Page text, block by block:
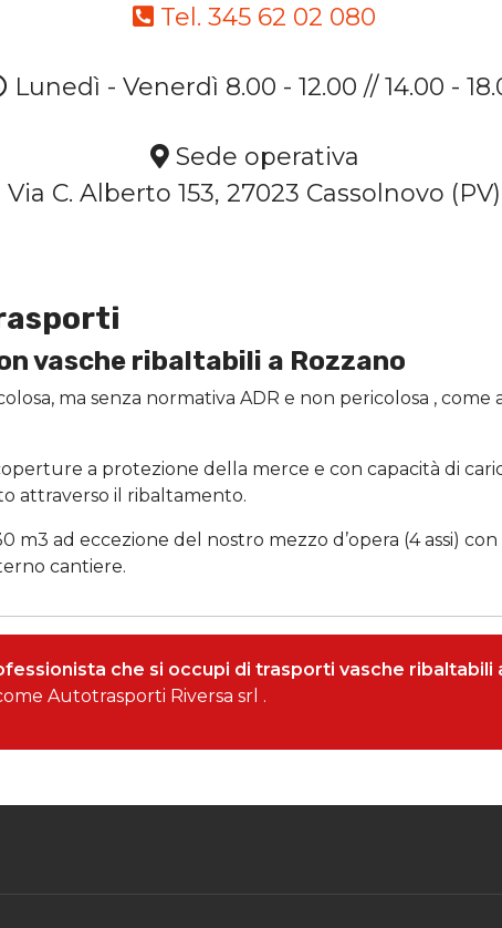
Tel. 345 62 02 080
Lunedì - Venerdì 8.00 - 12.00 // 14.00 -
Sede operativa
Via C. Alberto 153, 27023 Cassolnovo (PV)
vasche ribaltabili a Rozzano
ma senza normativa ADR e non pericolosa ,
a protezione della merce e con capacità di
attraverso il ribaltamento.
m3 ad eccezione del nostro mezzo d’opera (4 assi)
cantiere.
che si occupi di trasporti vasche ribaltabili
Autotrasporti Riversa srl .